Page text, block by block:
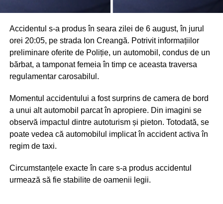
Accidentul s-a produs în seara zilei de 6 august, în jurul
orei 20:05, pe strada Ion Creangă. Potrivit informațiilor
preliminare oferite de Poliție, un automobil, condus de un
bărbat, a tamponat femeia în timp ce aceasta traversa
regulamentar carosabilul.
Momentul accidentului a fost surprins de camera de bord
a unui alt automobil parcat în apropiere. Din imagini se
observă impactul dintre autoturism și pieton. Totodată, se
poate vedea că automobilul implicat în accident activa în
regim de taxi.
Circumstanțele exacte în care s-a produs accidentul
urmează să fie stabilite de oamenii legii.